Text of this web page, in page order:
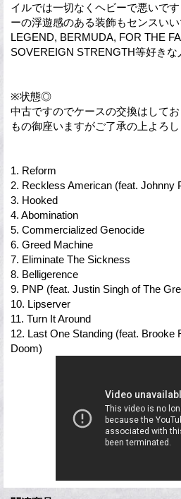
イルでは一切なくヘビーで悪いで
ーの浮遊感のある装飾もセンスい
LEGEND, BERMUDA, FOR THE
SOVEREIGN STRENGTH等好きな
※状態◎
中古ですのでケースの交換はして
もの御座いますがご了承の上よろし
1. Reform
2. Reckless American (feat. Johnny
3. Hooked
4. Abomination
5. Commercialized Genocide
6. Greed Machine
7. Eliminate The Sickness
8. Belligerence
9. PNP (feat. Justin Singh of The
10. Lipserver
11. Turn It Around
12. Last One Standing (feat. Brooke
Doom)